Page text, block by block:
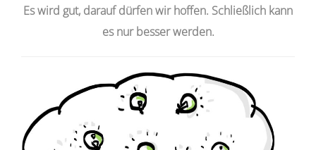
Es wird gut, darauf dürfen wir hoffen. Schließlich kann
es nur besser werden.